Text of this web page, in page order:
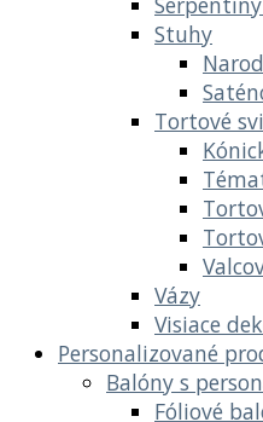
Stuhy
Tortové
Vázy
Visiace
Personalizované
Balóny s
Fóliové